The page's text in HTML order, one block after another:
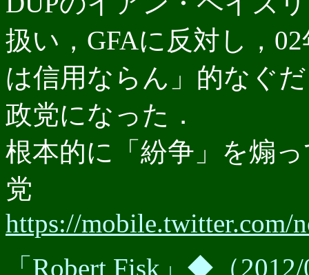
扱い，GFAに反対し，
は信用ならん」的なぐ
政党になった．
根本的に「紛争」を煽
党
https://mobile.twitter.com/
「Robert Fisk」◆（